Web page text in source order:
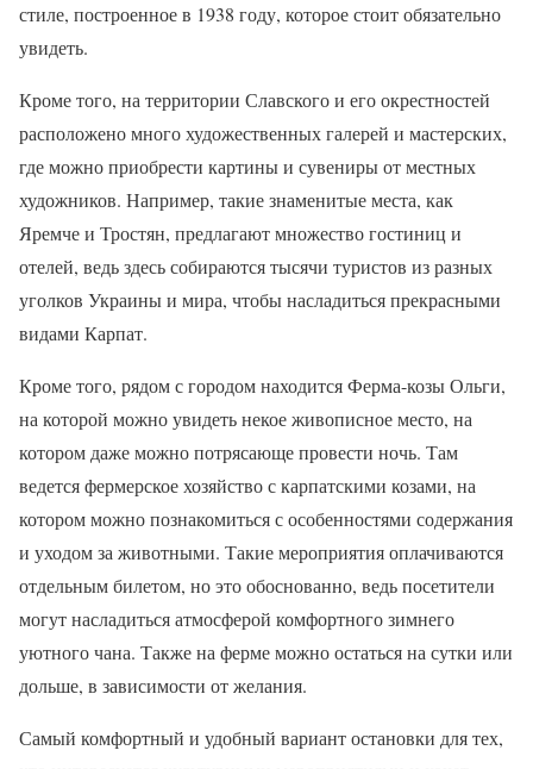
стиле, построенное в 1938 году, которое стоит обязательно
увидеть.
Кроме того, на территории Славского и его окрестностей
расположено много художественных галерей и мастерских,
где можно приобрести картины и сувениры от местных
художников. Например, такие знаменитые места, как
Яремче и Тростян, предлагают множество гостиниц и
отелей, ведь здесь собираются тысячи туристов из разных
уголков Украины и мира, чтобы насладиться прекрасными
видами Карпат.
Кроме того, рядом с городом находится Ферма-козы Ольги,
на которой можно увидеть некое живописное место, на
котором даже можно потрясающе провести ночь. Там
ведется фермерское хозяйство с карпатскими козами, на
котором можно познакомиться с особенностями содержания
и уходом за животными. Такие мероприятия оплачиваются
отдельным билетом, но это обоснованно, ведь посетители
могут насладиться атмосферой комфортного зимнего
уютного чана. Также на ферме можно остаться на сутки или
дольше, в зависимости от желания.
Самый комфортный и удобный вариант остановки для тех,